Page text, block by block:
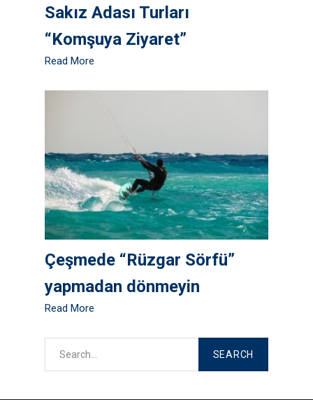
Sakız Adası Turları
“Komşuya Ziyaret”
Read More
Çeşmede “Rüzgar Sörfü”
yapmadan dönmeyin
Read More